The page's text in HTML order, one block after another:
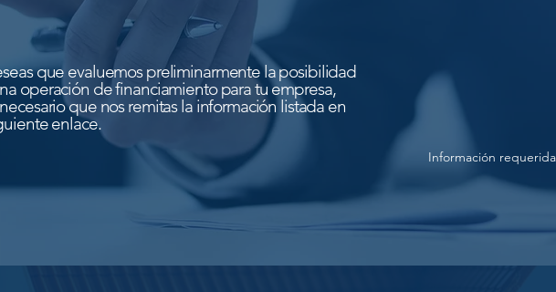
que evaluemos preliminarmente la posibilidad
operación de financiamiento para tu empresa,
que nos remitas la información listada en
enlace.
Información requerida